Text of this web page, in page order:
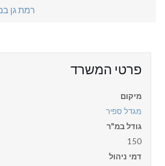
פרטי המשרד
מיקום
מגדל ספיר
גודל במ"ר
150
דמי ניהול